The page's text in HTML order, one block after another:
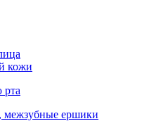
кожи
рта
межзубные ершики